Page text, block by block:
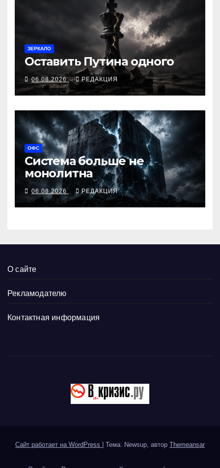
ЗЕРКАЛО
Оставить Путина одного
06.08.2026 РЕДАКЦИЯ
ОФС
Система больше не
монолитна
06.08.2026 РЕДАКЦИЯ
О сайте
Рекламодателю
Контактная информация
Сайт работает на WordPress Тема: Newsup, автор Themeansar